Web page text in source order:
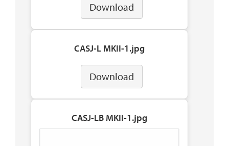
Download
CASJ-L MKII-1.jpg
Download
CASJ-LB MKII-1.jpg